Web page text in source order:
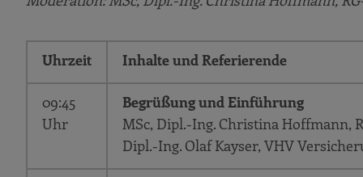
Uhrzeit Inhalte und Referierende
09:45
Uhr
Begrüßung und Einführung
MSc, Dipl.-Ing. Christina Hoffmann,
Dipl.-Ing. Olaf Kayser, VHV